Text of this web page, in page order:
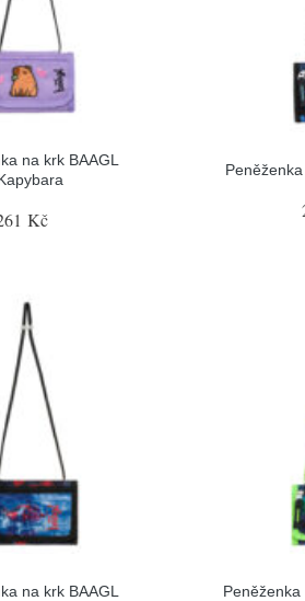
na krk BAAGL
Kč
na krk BAAGL